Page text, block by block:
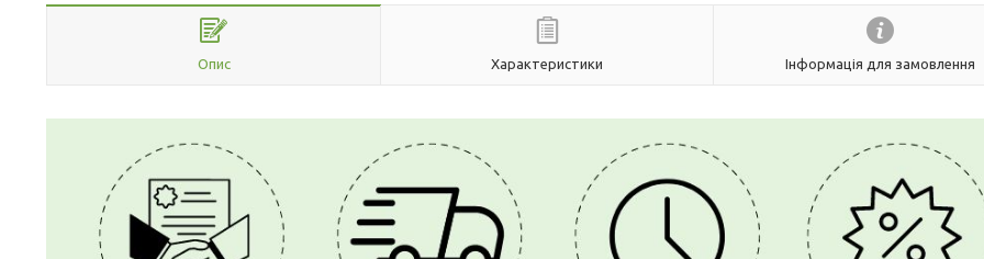
Опис Характеристики Інформація для замовлення